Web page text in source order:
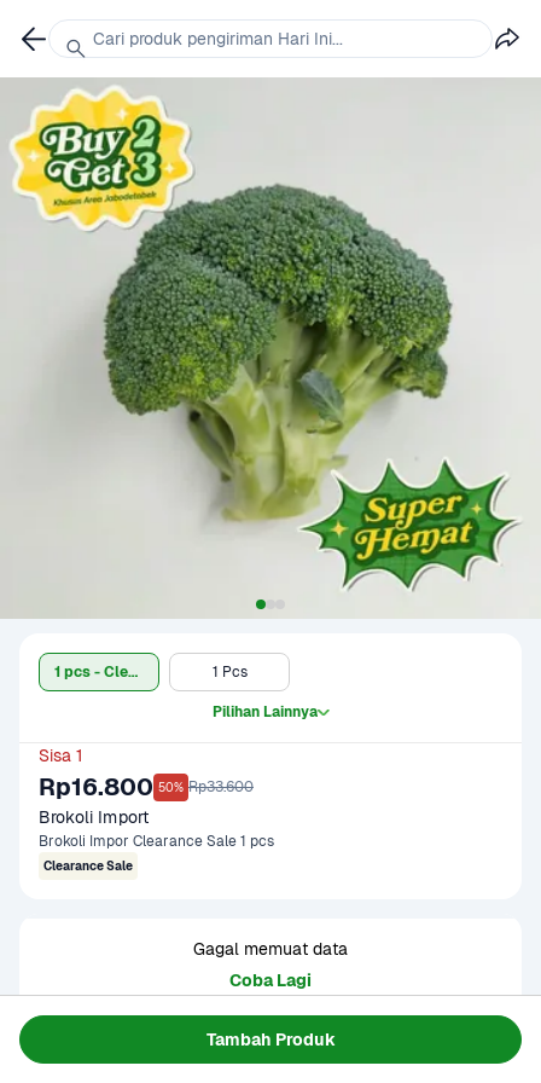
Tambah Produk
1 pcs - Clearance Sale 1 Pcs
Pilihan Lainnya
Sisa 1
Rp16.800 50% Rp33.600
Brokoli Import
Brokoli Impor Clearance Sale 1 pcs
Clearance Sale
Gagal memuat data
Coba Lagi
Informasi Produk
Cari produk pengiriman Hari Ini...